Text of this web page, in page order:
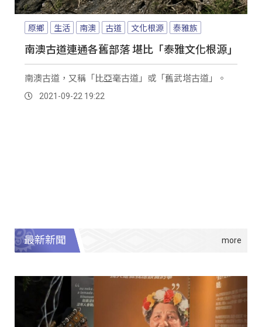
原鄉 生活 南澳 古道 文化根源 泰雅族
南澳古道連通各舊部落 堪比「泰雅文化根源」
南澳古道，又稱「比亞毫古道」或「舊武塔古道」。
2021-09-22 19:22
最新新聞